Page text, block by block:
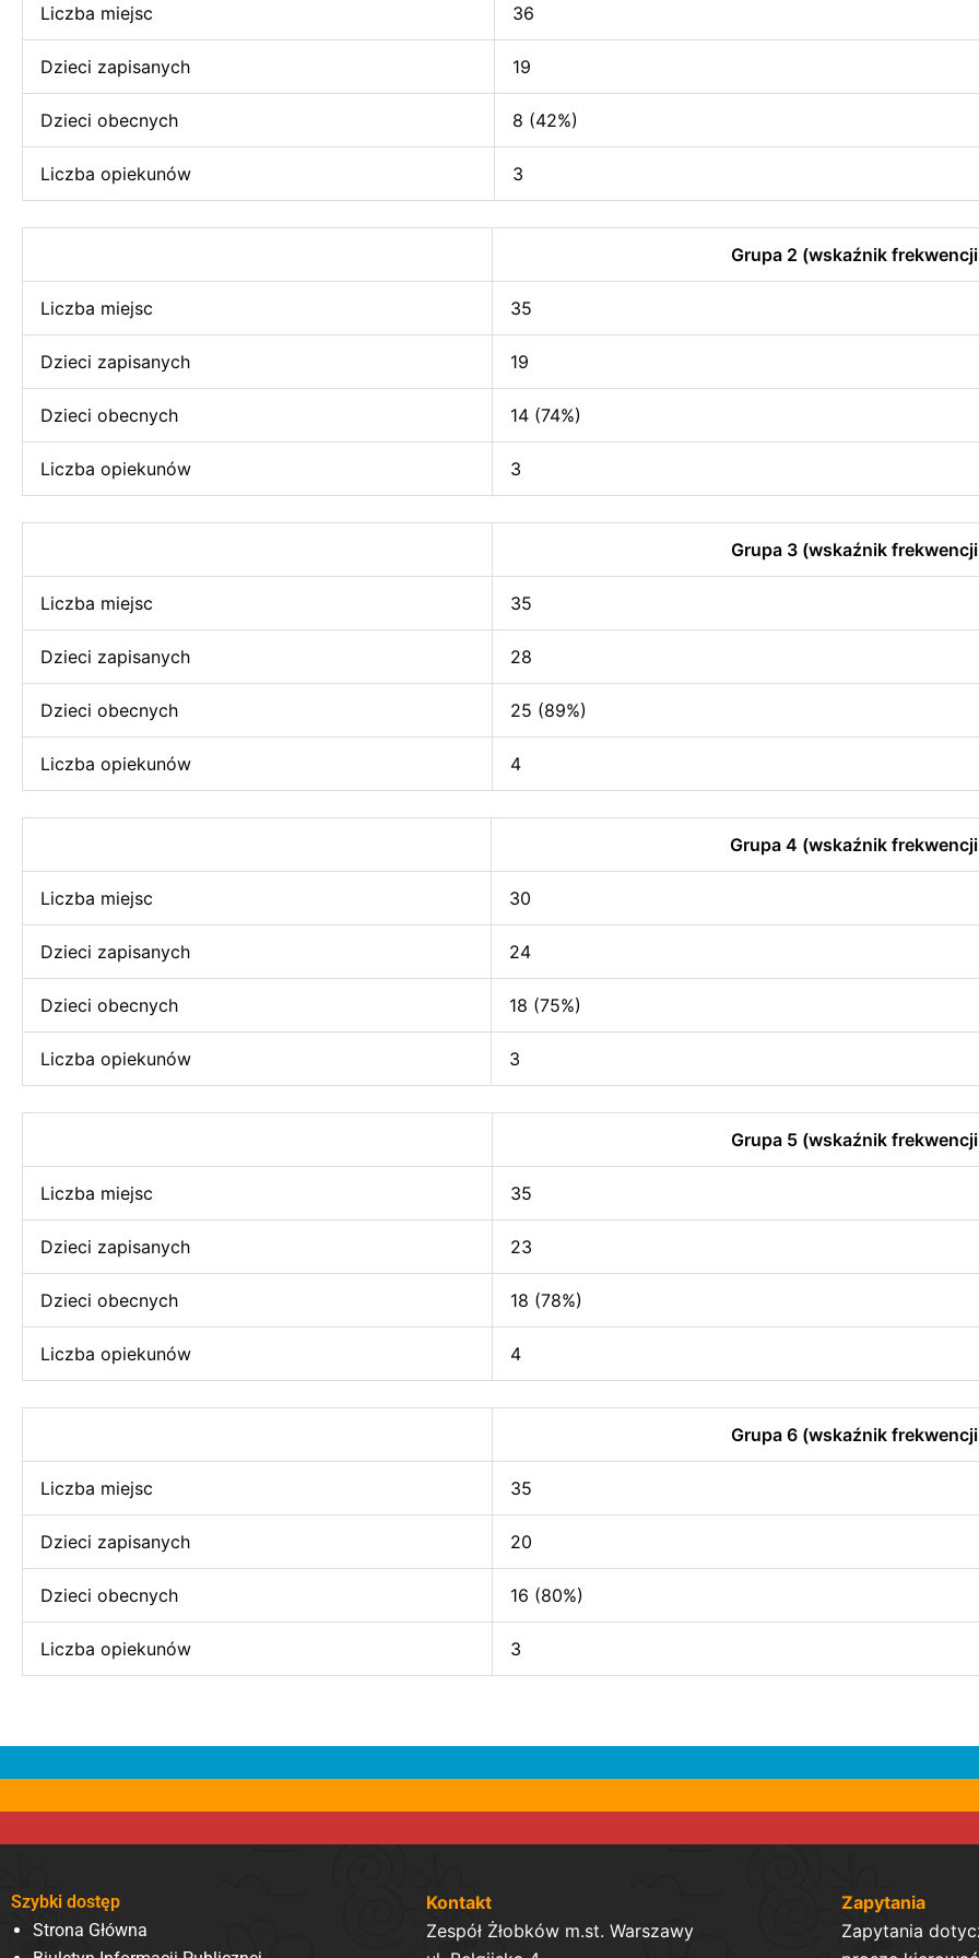
Liczba miejsc 36
Dzieci zapisanych 19
Dzieci obecnych 8 (42%)
Liczba opiekunów 3
Grupa 2 (wskaźnik
Liczba miejsc 35
Dzieci zapisanych 19
Dzieci obecnych 14 (74%)
Liczba opiekunów 3
Grupa 3 (wskaźnik
Liczba miejsc 35
Dzieci zapisanych 28
Dzieci obecnych 25 (89%)
Liczba opiekunów 4
Grupa 4 (wskaźnik
Liczba miejsc 30
Dzieci zapisanych 24
Dzieci obecnych 18 (75%)
Liczba opiekunów 3
Grupa 5 (wskaźnik
Liczba miejsc 35
Dzieci zapisanych 23
Dzieci obecnych 18 (78%)
Liczba opiekunów 4
Grupa 6 (wskaźnik
Liczba miejsc 35
Dzieci zapisanych 20
Dzieci obecnych 16 (80%)
Liczba opiekunów 3
Szybki dostęp
Strona Główna
Kontakt
Zespół Żłobków m.st. Warszawy
Zapytania
Zapytania